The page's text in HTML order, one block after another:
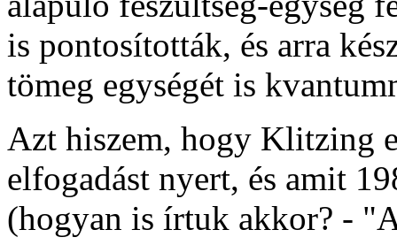
is pontosították, és arra
tömeg egységét is
Azt hiszem, hogy Klitzing
elfogadást nyert, és amit
(hogyan is írtuk akkor? -